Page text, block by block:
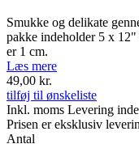
Smukke og delikate
pakke indeholder 5 x
er 1 cm.
Læs mere
49,00 kr.
tilføj til ønskeliste
Inkl. moms Levering
Prisen er eksklusiv
Antal